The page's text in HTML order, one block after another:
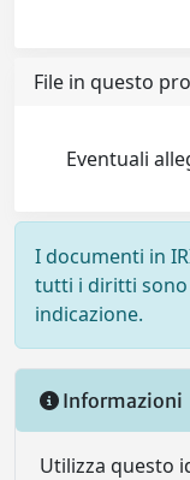
File in questo
Eventuali
I documenti in
tutti i diritti sono
indicazione.
Informazioni
Utilizza questo